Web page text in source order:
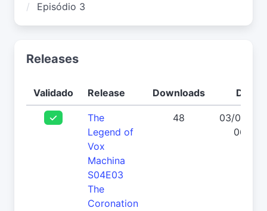
Episódio 3
Releases
Validado Release Downloads Data
The
Legend of
Vox
Machina
S04E03
The
Coronation
48
03/06/
06:26